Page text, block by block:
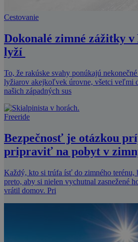
Cestovanie
Dokonalé zimné zážitky v
lyží
To, že rakúske svahy ponúkajú
lyžiarov akejkoľvek úrovne, všetci veľmi
našich západných sus
Freeride
Bezpečnosť je otázkou
pripraviť na pobyt v
Každý, kto si trúfa ísť do zimného
preto, aby si nielen vychutnal zasnežené
vrátil domov. Pri